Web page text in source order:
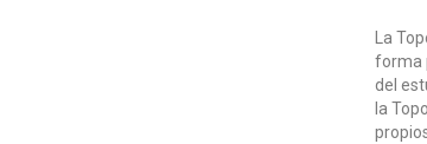
La
forma
del
la